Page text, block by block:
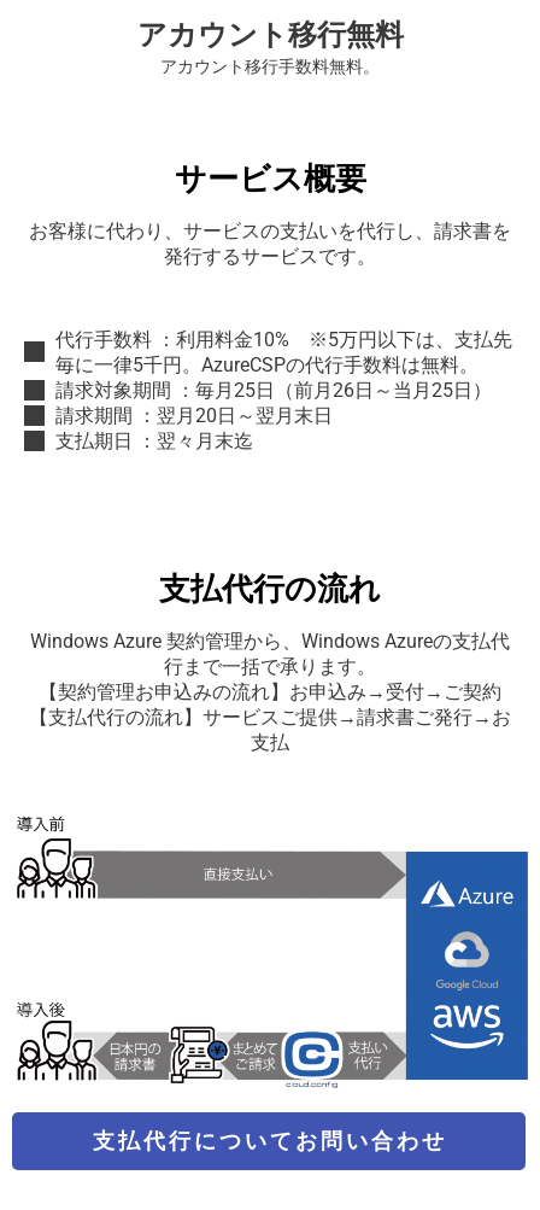
アカウント移行無料
アカウント移行手数料無料。
サービス概要
お客様に代わり、サービスの支払いを代行し、請求書を
発行するサービスです。
代行手数料 ：利用料金10% ※5万円以下は、支払先
毎に一律5千円。AzureCSPの代行手数料は無料。
請求対象期間 ：毎月25日（前月26日～当月25日）
請求期間 ：翌月20日～翌月末日
支払期日 ：翌々月末迄
支払代行の流れ
Windows Azure 契約管理から、Windows Azureの支払代
行まで一括で承ります。
【契約管理お申込みの流れ】お申込み→受付→ご契約
【支払代行の流れ】サービスご提供→請求書ご発行→お
支払
支払代行についてお問い合わせ